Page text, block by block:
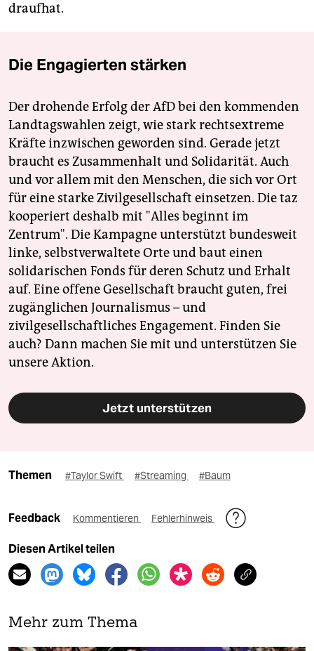
draufhat.
Die Engagierten stärken
Der drohende Erfolg der AfD bei den kommenden
Landtagswahlen zeigt, wie stark rechtsextreme
Kräfte inzwischen geworden sind. Gerade jetzt
braucht es Zusammenhalt und Solidarität. Auch
und vor allem mit den Menschen, die sich vor Ort
für eine starke Zivilgesellschaft einsetzen. Die taz
kooperiert deshalb mit "Alles beginnt im
Zentrum". Die Kampagne unterstützt bundesweit
linke, selbstverwaltete Orte und baut einen
solidarischen Fonds für deren Schutz und Erhalt
auf. Eine offene Gesellschaft braucht guten, frei
zugänglichen Journalismus – und
zivilgesellschaftliches Engagement. Finden Sie
auch? Dann machen Sie mit und unterstützen Sie
unsere Aktion.
Jetzt unterstützen
Themen #Taylor Swift #Streaming #Baum
Feedback Kommentieren Fehlerhinweis
Diesen Artikel teilen
Mehr zum Thema